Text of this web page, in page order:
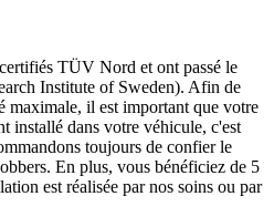
TÜV Nord et ont passé le
Institute of Sweden). Afin de
maximale, il est important que votre
installé dans votre véhicule, c'est
toujours de confier le
En plus, vous bénéficiez de 5
est réalisée par nos soins ou par